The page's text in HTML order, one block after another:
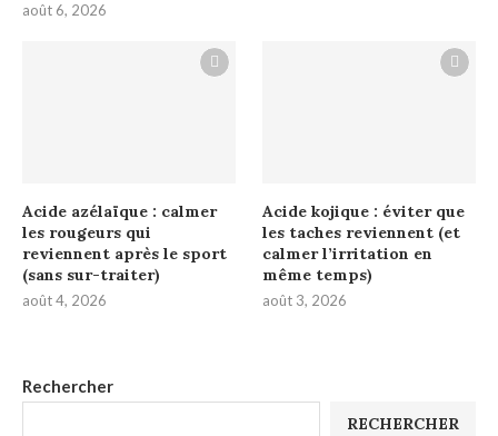
Rechercher
RECHERCHER
août 6, 2026
Acide azélaïque : calmer
les rougeurs qui
reviennent après le sport
(sans sur-traiter)
août 4, 2026
Acide kojique : éviter que
les taches reviennent (et
calmer l’irritation en
même temps)
août 3, 2026